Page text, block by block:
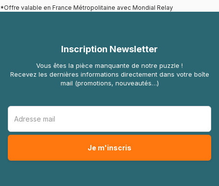
*Offre valable en France Métropolitaine avec Mondial Relay
Inscription Newsletter
Vous êtes la pièce manquante de notre puzzle !
Recevez les dernières informations directement dans votre boîte
mail (promotions, nouveautés…)